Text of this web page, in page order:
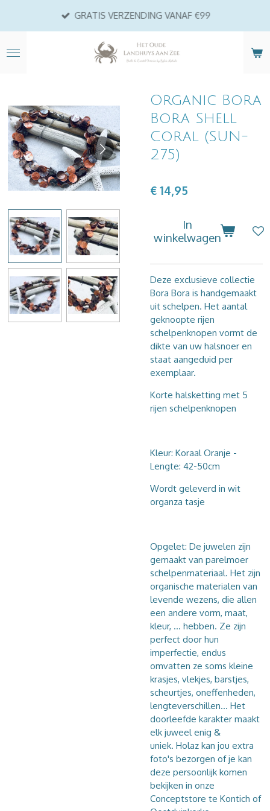
de
GRATIS VERZENDING VANAF €99
Organic Bora
Bora Shell
Coral (SUN-
275)
€ 14,95
In
winkelwagen
Deze exclusieve collectie
Bora Bora is handgemaakt
uit schelpen. Het aantal
geknoopte rijen
schelpenknopen vormt de
dikte van uw halsnoer en
staat aangeduid per
exemplaar.
Korte halsketting met 5
rijen schelpenknopen
Kleur: Koraal Oranje -
Lengte: 42-50cm
Wordt geleverd in wit
organza tasje
Opgelet: De juwelen zijn
gemaakt van parelmoer
schelpenmateriaal. Het zijn
organische materialen van
levende wezens, die allen
een andere vorm, maat,
kleur, ... hebben. Ze zijn
perfect door hun
imperfectie, endus
omvatten ze soms kleine
krasjes, vlekjes, barstjes,
scheurtjes, oneffenheden,
lengteverschillen... Het
doorleefde karakter maakt
elk juweel enig &
uniek. Holaz kan jou extra
foto's bezorgen of je kan
deze persoonlijk komen
bekijken in onze
Conceptstore te Kontich of